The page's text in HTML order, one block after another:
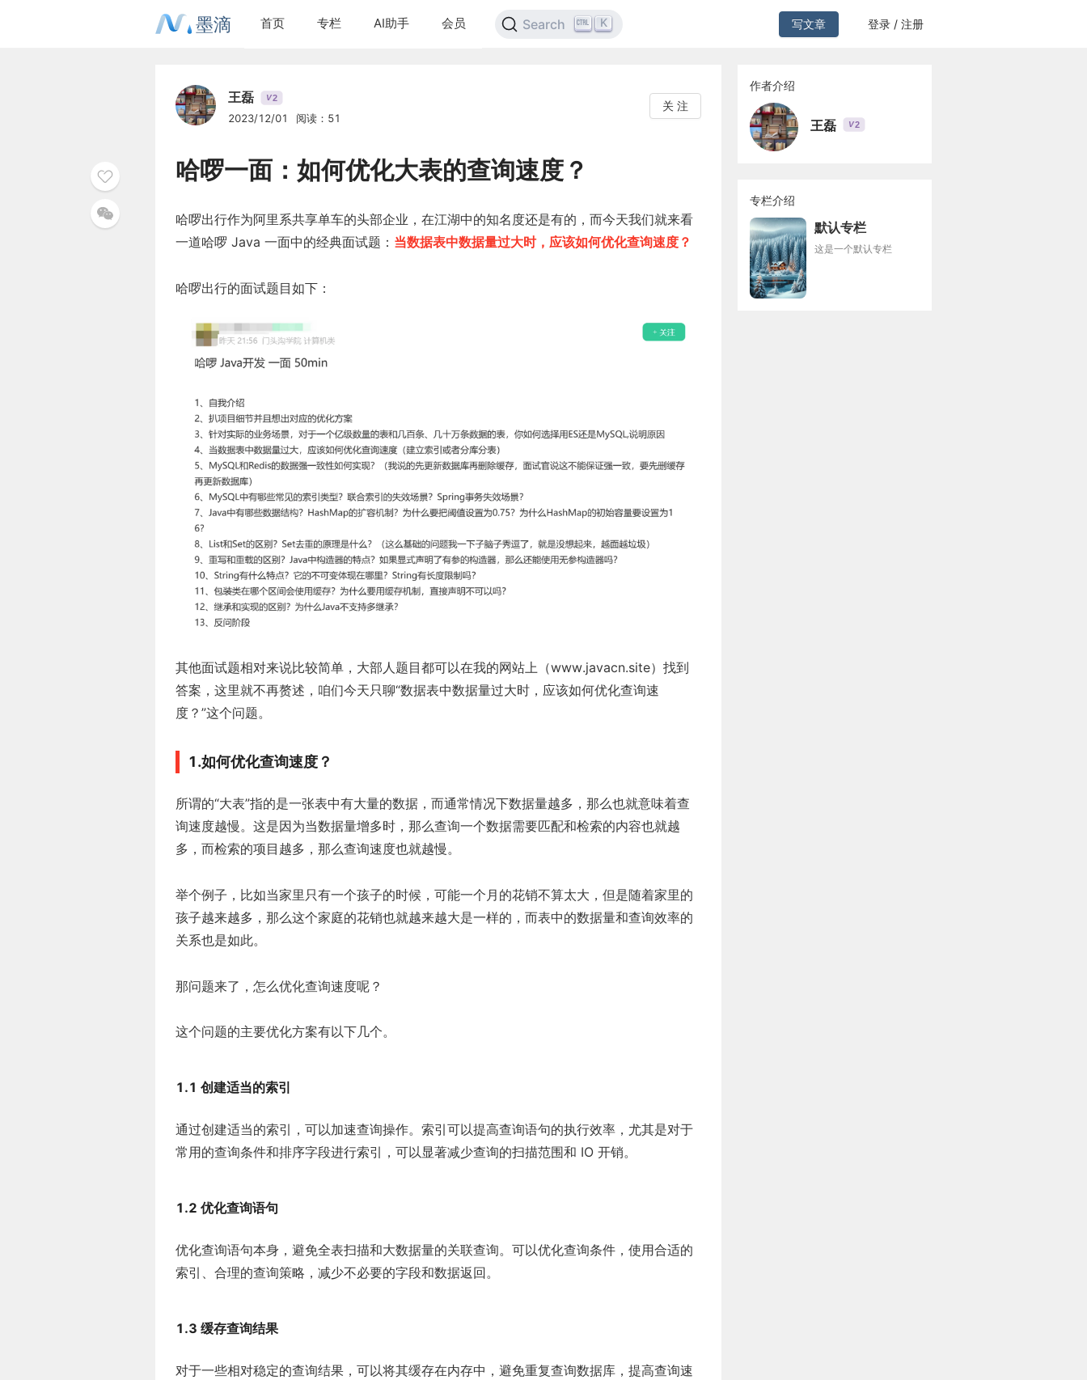
墨滴 首页 专栏 AI助手 会员 Search K 写文章 登录 / 注册
王磊 V2
2023/12/01 阅读：51
关 注
哈啰一面：如何优化大表的查询速度？
哈啰出行作为阿里系共享单车的头部企业，在江湖中的知名度还是有的，而今天我们就来看
一道哈啰 Java 一面中的经典面试题： 当数据表中数据量过大时，应该如何优化查询速度？
哈啰出行的面试题目如下：
其他面试题相对来说比较简单，大部人题目都可以在我的网站上（www.javacn.site）找到
答案，这里就不再赘述，咱们今天只聊“数据表中数据量过大时，应该如何优化查询速
度？”这个问题。
1.如何优化查询速度？
所谓的“大表”指的是一张表中有大量的数据，而通常情况下数据量越多，那么也就意味着查
询速度越慢。这是因为当数据量增多时，那么查询一个数据需要匹配和检索的内容也就越
多，而检索的项目越多，那么查询速度也就越慢。
举个例子，比如当家里只有一个孩子的时候，可能一个月的花销不算太大，但是随着家里的
孩子越来越多，那么这个家庭的花销也就越来越大是一样的，而表中的数据量和查询效率的
关系也是如此。
那问题来了，怎么优化查询速度呢？
这个问题的主要优化方案有以下几个。
1.1 创建适当的索引
通过创建适当的索引，可以加速查询操作。索引可以提高查询语句的执行效率，尤其是对于
常用的查询条件和排序字段进行索引，可以显著减少查询的扫描范围和 IO 开销。
1.2 优化查询语句
优化查询语句本身，避免全表扫描和大数据量的关联查询。可以优化查询条件，使用合适的
索引、合理的查询策略，减少不必要的字段和数据返回。
1.3 缓存查询结果
对于一些相对稳定的查询结果，可以将其缓存在内存中，避免重复查询数据库，提高查询速
作者介绍
王磊 V2
专栏介绍
默认专栏
这是一个默认专栏